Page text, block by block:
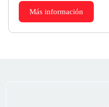
Más información